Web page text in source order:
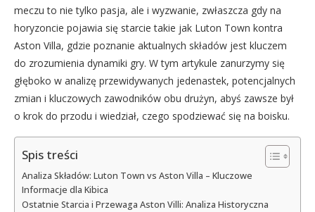
meczu to nie tylko pasja, ale i wyzwanie, zwłaszcza gdy na
horyzoncie pojawia się starcie takie jak Luton Town kontra
Aston Villa, gdzie poznanie aktualnych składów jest kluczem
do zrozumienia dynamiki gry. W tym artykule zanurzymy się
głęboko w analizę przewidywanych jedenastek, potencjalnych
zmian i kluczowych zawodników obu drużyn, abyś zawsze był
o krok do przodu i wiedział, czego spodziewać się na boisku.
Spis treści
Analiza Składów: Luton Town vs Aston Villa – Kluczowe
Informacje dla Kibica
Ostatnie Starcia i Przewaga Aston Villi: Analiza Historyczna